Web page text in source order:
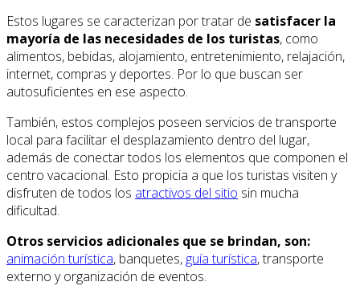
Estos lugares se caracterizan por tratar de satisfacer la
mayoría de las necesidades de los turistas, como
alimentos, bebidas, alojamiento, entretenimiento, relajación,
internet, compras y deportes. Por lo que buscan ser
autosuficientes en ese aspecto.
También, estos complejos poseen servicios de transporte
local para facilitar el desplazamiento dentro del lugar,
además de conectar todos los elementos que componen el
centro vacacional. Esto propicia a que los turistas visiten y
disfruten de todos los atractivos del sitio sin mucha
dificultad.
Otros servicios adicionales que se brindan, son:
animación turística, banquetes, guía turística, transporte
externo y organización de eventos.